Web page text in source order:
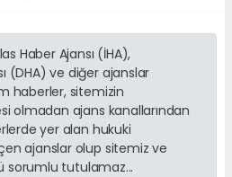
Haber Ajansı (İHA),
(DHA) ve diğer ajanslar
haberler, sitemizin
olmadan ajans kanallarından
yer alan hukuki
ajanslar olup sitemiz ve
sorumlu tutulamaz...